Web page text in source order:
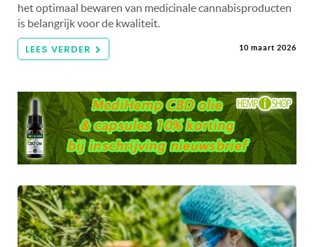
het optimaal bewaren van medicinale cannabisproducten
is belangrijk voor de kwaliteit.
LEES VERDER 10 maart 2026